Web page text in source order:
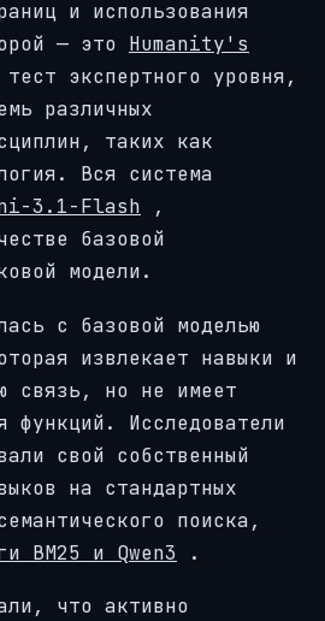
и использования
— это Humanity's
экспертного уровня,
различных
таких как
Вся система
3.1-Flash ,
базовой
модели.
с базовой моделью
извлекает навыки и
связь, но не имеет
функций. Исследователи
свой собственный
на стандартных
поиска,
BM25 и Qwen3 .
что активно